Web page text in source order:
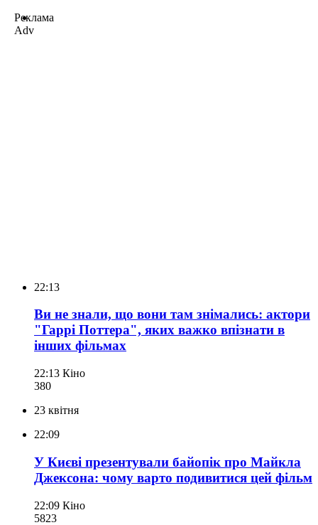
Реклама
Adv
22:13
Ви не знали, що вони там знімались: актори
"Гаррі Поттера", яких важко впізнати в
інших фільмах
22:13 Кіно
380
23 квітня
22:09
У Києві презентували байопік про Майкла
Джексона: чому варто подивитися цей фільм
22:09 Кіно
5823